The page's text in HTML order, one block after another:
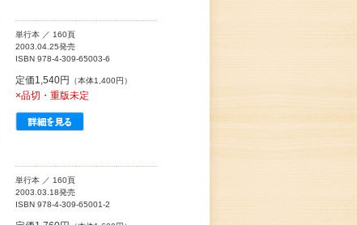
単行本 ／ 160頁
2003.04.25発売
ISBN 978-4-309-65003-6
定価1,540円 （本体1,400円）
×品切・重版未定
単行本 ／ 160頁
2003.03.18発売
ISBN 978-4-309-65001-2